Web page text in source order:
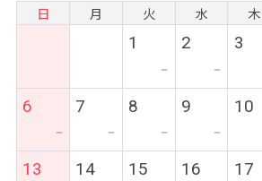
日 月 火 水 木
1
ー
2
ー
3
6
ー
7
ー
8
ー
9
ー
10
13 14 15 16 17